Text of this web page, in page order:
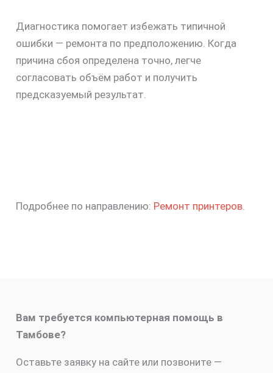
Диагностика помогает избежать типичной
ошибки — ремонта по предположению. Когда
причина сбоя определена точно, легче
согласовать объём работ и получить
предсказуемый результат.
Подробнее по направлению: Ремонт принтеров.
Вам требуется компьютерная помощь в
Тамбове?
Оставьте заявку на сайте или позвоните —